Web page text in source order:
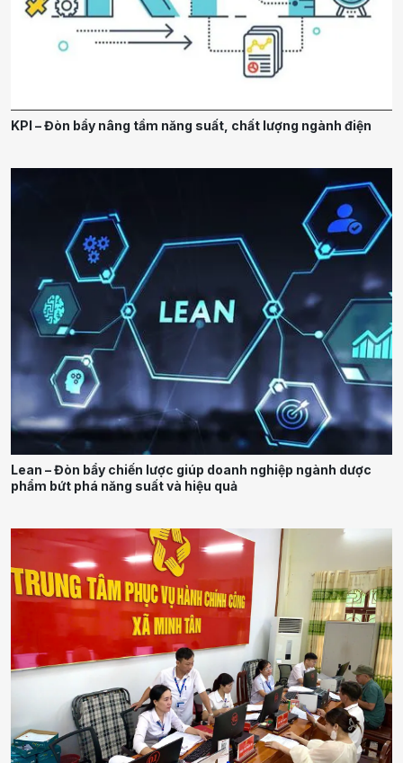
KPI – Đòn bẩy nâng tầm năng suất, chất lượng ngành điện
Lean – Đòn bẩy chiến lược giúp doanh nghiệp ngành dược
phẩm bứt phá năng suất và hiệu quả